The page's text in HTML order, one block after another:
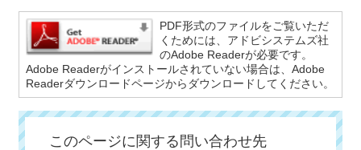
PDF形式のファイルをご覧いただ
くためには、アドビシステムズ社
のAdobe Readerが必要です。
Adobe Readerがインストールされていない場合は、Adobe
Readerダウンロードページからダウンロードしてください。
このページに関する問い合わせ先